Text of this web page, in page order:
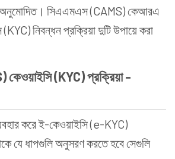
সিএএমএস (CAMS) কেআরএ
নিবন্ধন প্রক্রিয়া দুটি উপায়ে করা
(KYC) প্রক্রিয়া -
করে ই-কেওয়াইসি (e-KYC)
যে ধাপগুলি অনুসরণ করতে হবে সেগুলি